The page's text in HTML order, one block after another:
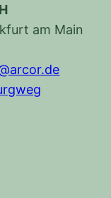
am Main